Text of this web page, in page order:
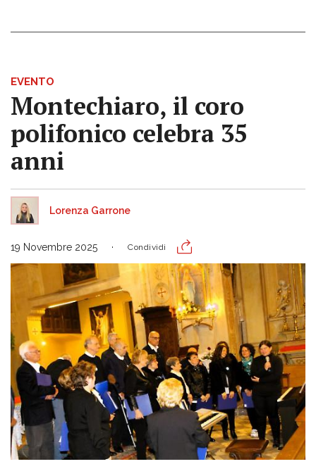
EVENTO
Montechiaro, il coro
polifonico celebra 35
anni
Lorenza Garrone
19 Novembre 2025 Condividi